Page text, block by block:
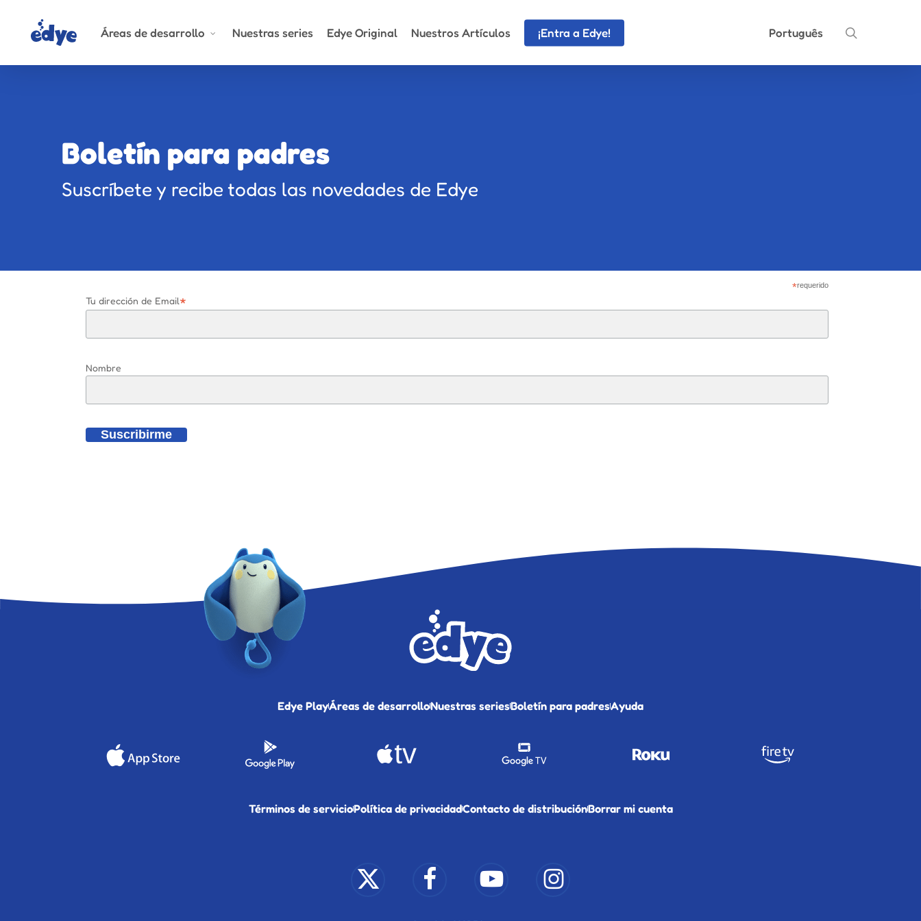
Áreas de desarrollo Nuestras series Edye Original Nuestros Artículos ¡Entra a Edye! Português
Boletín para padres
Suscríbete y recibe todas las novedades de Edye
*requerido
Tu dirección de Email*
Nombre
Edye PlayÁreas de desarrolloNuestras seriesBoletín para padresAyuda
Términos de servicioPolítica de privacidadContacto de distribuciónBorrar mi cuenta
twitter
facebook youtube instagram